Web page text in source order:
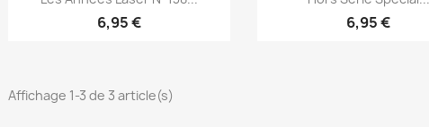
6,95 € 6,95 €
Affichage 1-3 de 3 article(s)